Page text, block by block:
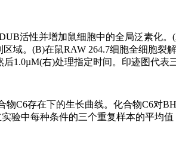
活性并增加鼠细胞中的全局泛素化
域。(B)在鼠RAW 264.7细胞全细胞裂
1.0µM(右)处理指定时间。印迹图代表
物C6存在下的生长曲线。化合物C6对
验中每种条件的三个重复样本的平均值